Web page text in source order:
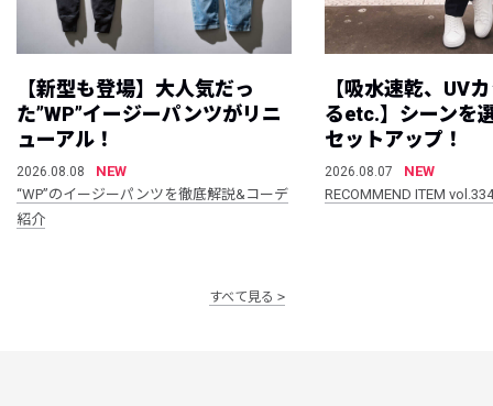
【新型も登場】大人気だっ
た”WP”イージーパンツがリニ
ューアル！
2026.08.08
NEW
“WP”のイージーパンツを徹底解説&コーデ
紹介
【吸水速乾、UV
るetc.】シーンを
セットアップ！
2026.08.07
NEW
RECOMMEND ITEM vol.334
すべて見る